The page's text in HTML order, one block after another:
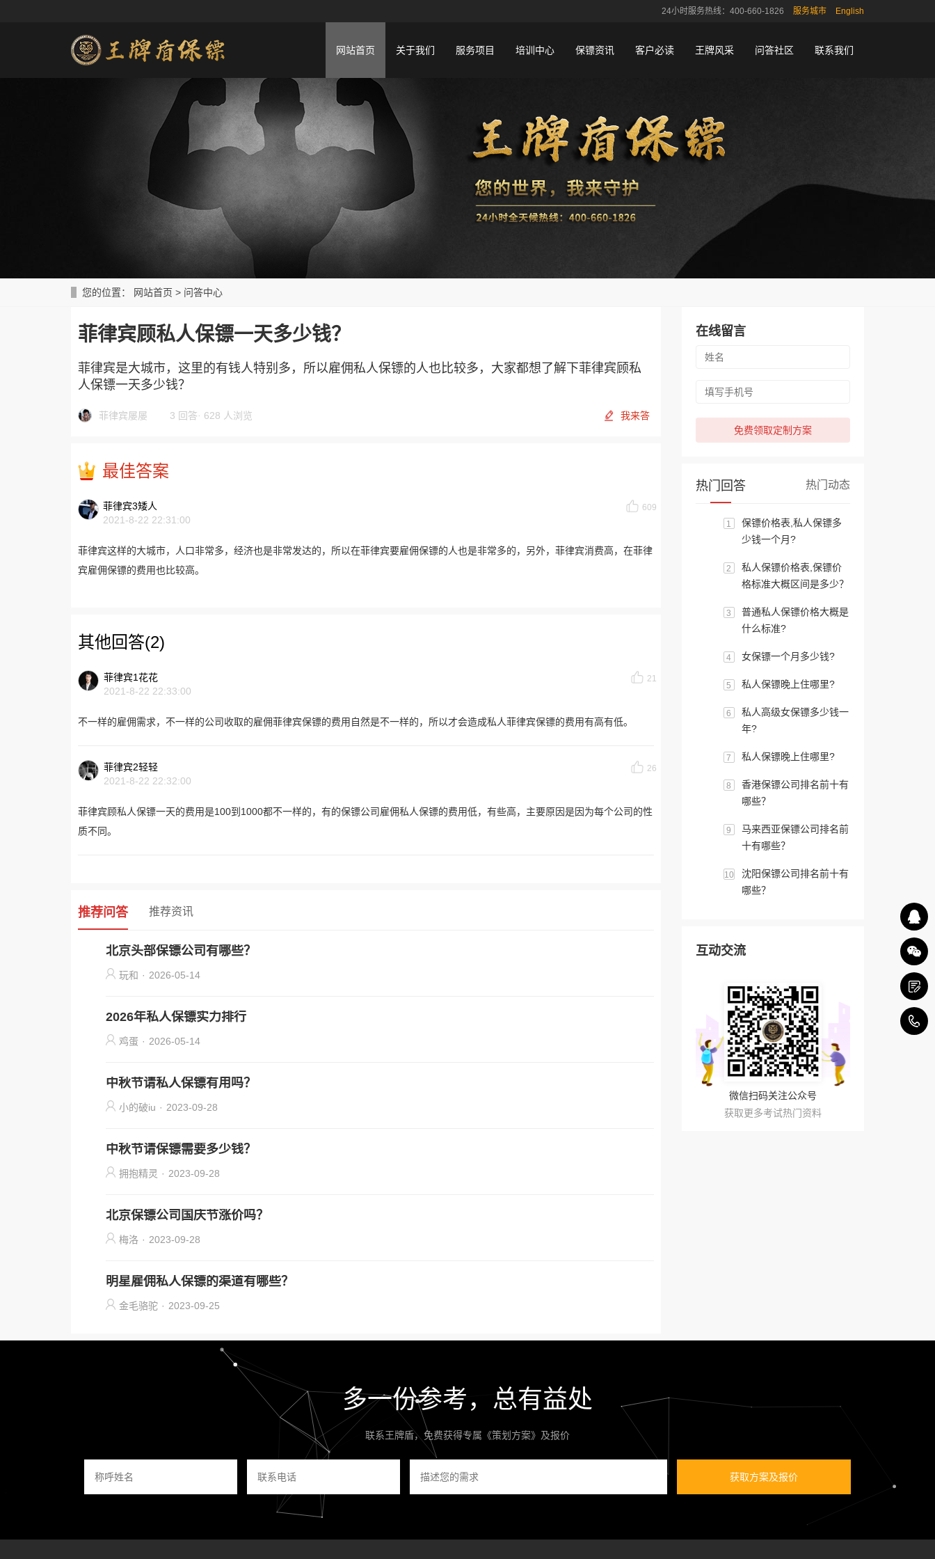
24小时服务热线：400-660-1826 服务城市 English
网站首页 关于我们 服务项目 培训中心 保镖资讯 客户必读 王牌风采 问答社区 联系我们
您的位置： 网站首页 > 问答中心
菲律宾顾私人保镖一天多少钱？
菲律宾是大城市，这里的有钱人特别多，所以雇佣私人保镖的人也比较多，大家都想了解下菲律宾顾私
人保镖一天多少钱？
菲律宾屡屡 3 回答· 628 人浏览 我来答
最佳答案
菲律宾3矮人
2021-8-22 22:31:00
609
菲律宾这样的大城市，人口非常多，经济也是非常发达的，所以在菲律宾要雇佣保镖的人也是非常多的，另外，菲律宾消费高，在菲律
宾雇佣保镖的费用也比较高。
其他回答(2)
菲律宾1花花
2021-8-22 22:33:00
21
不一样的雇佣需求，不一样的公司收取的雇佣菲律宾保镖的费用自然是不一样的，所以才会造成私人菲律宾保镖的费用有高有低。
菲律宾2轻轻
2021-8-22 22:32:00
26
菲律宾顾私人保镖一天的费用是100到1000都不一样的，有的保镖公司雇佣私人保镖的费用低，有些高，主要原因是因为每个公司的性
质不同。
推荐问答 推荐资讯
北京头部保镖公司有哪些？
玩和 · 2026-05-14
2026年私人保镖实力排行
鸡蛋 · 2026-05-14
中秋节请私人保镖有用吗？
小的破iu · 2023-09-28
中秋节请保镖需要多少钱？
拥抱精灵 · 2023-09-28
北京保镖公司国庆节涨价吗？
梅洛 · 2023-09-28
明星雇佣私人保镖的渠道有哪些？
金毛骆驼 · 2023-09-25
在线留言
免费领取定制方案
热门回答 热门动态
1
保镖价格表,私人保镖多
少钱一个月?
2
私人保镖价格表,保镖价
格标准大概区间是多少？
3
普通私人保镖价格大概是
什么标准?
4 女保镖一个月多少钱?
5 私人保镖晚上住哪里?
6
私人高级女保镖多少钱一
年?
7 私人保镖晚上住哪里?
8
香港保镖公司排名前十有
哪些？
9
马来西亚保镖公司排名前
十有哪些？
10
沈阳保镖公司排名前十有
哪些？
互动交流
微信扫码关注公众号
获取更多考试热门资料
多一份参考，总有益处
联系王牌盾，免费获得专属《策划方案》及报价
获取方案及报价